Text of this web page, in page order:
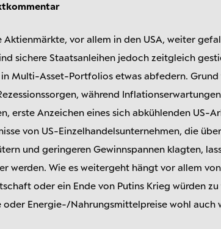
Aktienmärkte, vor allem in den USA, weiter
sichere Staatsanleihen jedoch zeitgleich
Multi-Asset-Portfolios etwas abfedern.
während
erste Anzeichen eines sich abkühlenden US-
von US-Einzelhandelsunternehmen, die
und geringeren Gewinnspannen klagten,
werden. Wie es weitergeht hängt vor allem
oder ein Ende von Putins Krieg würden
oder Energie-/Nahrungsmittelpreise wohl auch